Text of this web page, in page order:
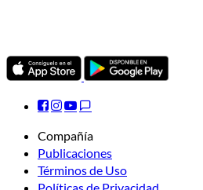
Compañía
Publicaciones
Términos de Uso